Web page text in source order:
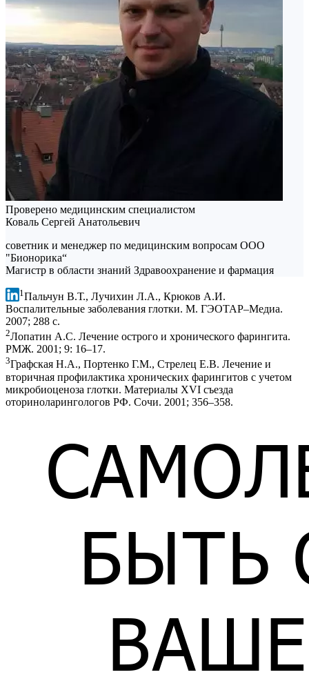
Проверено медицинским специалистом
Коваль Сергей Анатольевич
советник и менеджер по медицинским вопросам ООО
"Бионорика“
Магистр в области знаний Здравоохранение и фармация
1 Пальчун В.Т., Лучихин Л.А., Крюков А.И.
Воспалительные заболевания глотки. М. ГЭОТАР–Медиа.
2007; 288 с.
2Лопатин А.С. Лечение острого и хронического фарингита.
РМЖ. 2001; 9: 16–17.
3Графская Н.А., Портенко Г.М., Стрелец Е.В. Лечение и
вторичная профилактика хронических фарингитов с учетом
микробиоценоза глотки. Материалы XVI съезда
оториноларингологов РФ. Сочи. 2001; 356–358.